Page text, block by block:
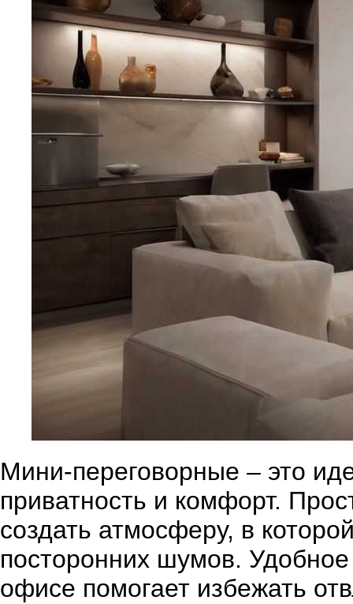
Мини-переговорные – это
приватность и комфорт.
создать атмосферу, в
посторонних шумов.
офисе помогает избежать